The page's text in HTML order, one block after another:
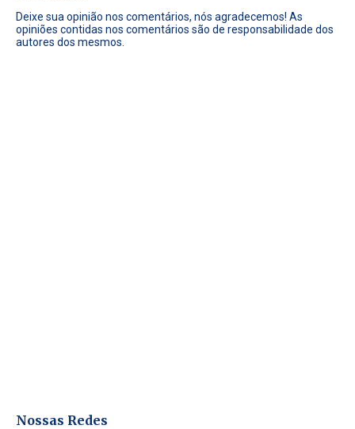
Deixe sua opinião nos comentários, nós agradecemos! As
opiniões contidas nos comentários são de responsabilidade dos
autores dos mesmos.
Nossas Redes